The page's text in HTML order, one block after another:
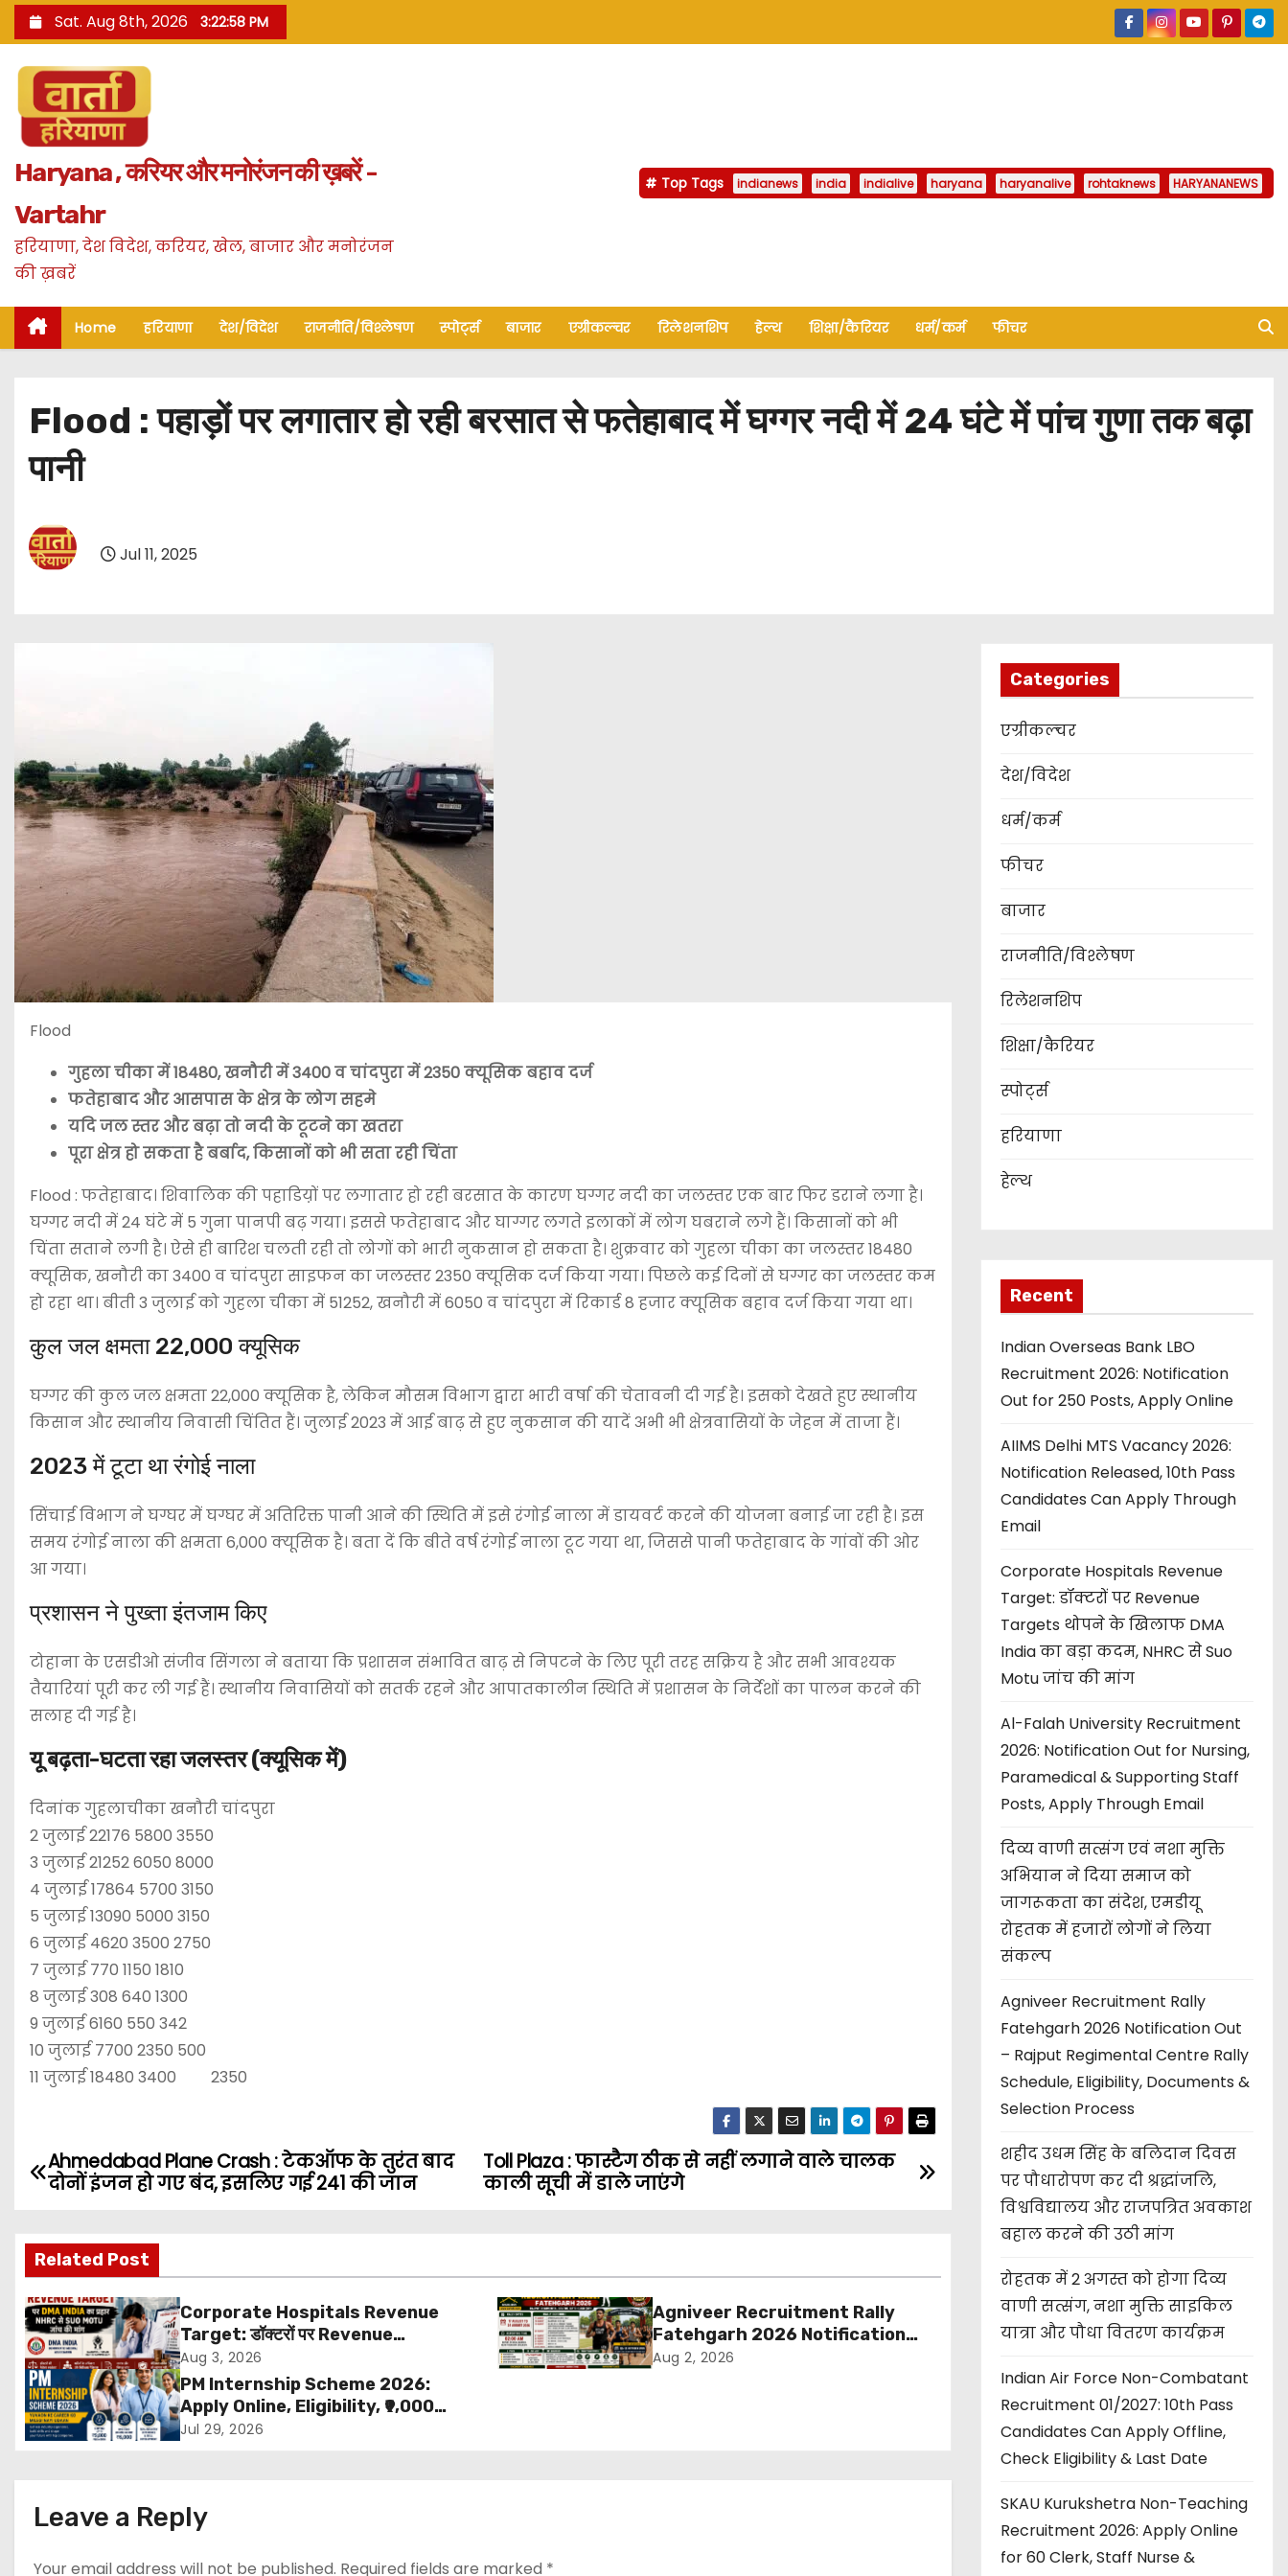
k
n
Sat. Aug 8th, 2026 3:22:59 PM
Haryana , करियर और मनोरंजन की ख़बरें -
Vartahr
हरियाणा, देश विदेश, करियर, खेल, बाजार और मनोरंजन
की ख़बरें
Top Tags indianews india indialive haryana haryanalive rohtaknews HARYANANEWS
Home हरियाणा देश/विदेश राजनीति/विश्लेषण स्पोर्ट्स बाजार एग्रीकल्चर रिलेशनशिप हेल्थ शिक्षा/कैरियर धर्म/कर्म फीचर
Flood : पहाड़ों पर लगातार हो रही बरसात से फतेहाबाद में घग्गर नदी में 24 घंटे में पांच गुणा तक बढ़ा
पानी
Jul 11, 2025
Flood
गुहला चीका में 18480, खनौरी में 3400 व चांदपुरा में 2350 क्यूसिक बहाव दर्ज
फतेहाबाद और आसपास के क्षेत्र के लोग सहमे
यदि जल स्तर और बढ़ा तो नदी के टूटने का खतरा
पूरा क्षेत्र हो सकता है बर्बाद, किसानों को भी सता रही चिंता
Flood : फतेहाबाद। शिवालिक की पहाडिय़ों पर लगातार हो रही बरसात के कारण घग्गर नदी का जलस्तर एक बार फिर डराने लगा है।
घग्गर नदी में 24 घंटे में 5 गुना पानपी बढ़ गया। इससे फतेहाबाद और घाग्गर लगते इलाकों में लोग घबराने लगे हैं। किसानों को भी
चिंता सताने लगी है। ऐसे ही बारिश चलती रही तो लोगों को भारी नुकसान हो सकता है। शुक्रवार को गुहला चीका का जलस्तर 18480
क्यूसिक, खनौरी का 3400 व चांदपुरा साइफन का जलस्तर 2350 क्यूसिक दर्ज किया गया। पिछले कई दिनों से घग्गर का जलस्तर कम
हो रहा था। बीती 3 जुलाई को गुहला चीका में 51252, खनौरी में 6050 व चांदपुरा में रिकार्ड 8 हजार क्यूसिक बहाव दर्ज किया गया था।
कुल जल क्षमता 22,000 क्यूसिक
घग्गर की कुल जल क्षमता 22,000 क्यूसिक है, लेकिन मौसम विभाग द्वारा भारी वर्षा की चेतावनी दी गई है। इसको देखते हुए स्थानीय
किसान और स्थानीय निवासी चिंतित हैं। जुलाई 2023 में आई बाढ़ से हुए नुकसान की यादें अभी भी क्षेत्रवासियों के जेहन में ताजा हैं।
2023 में टूटा था रंगोई नाला
सिंचाई विभाग ने घग्घर में घग्घर में अतिरिक्त पानी आने की स्थिति में इसे रंगोई नाला में डायवर्ट करने की योजना बनाई जा रही है। इस
समय रंगोई नाला की क्षमता 6,000 क्यूसिक है। बता दें कि बीते वर्ष रंगोई नाला टूट गया था, जिससे पानी फतेहाबाद के गांवों की ओर
आ गया।
प्रशासन ने पुख्ता इंतजाम किए
टोहाना के एसडीओ संजीव सिंगला ने बताया कि प्रशासन संभावित बाढ़ से निपटने के लिए पूरी तरह सक्रिय है और सभी आवश्यक
तैयारियां पूरी कर ली गई हैं। स्थानीय निवासियों को सतर्क रहने और आपातकालीन स्थिति में प्रशासन के निर्देशों का पालन करने की
सलाह दी गई है।
यू बढ़ता-घटता रहा जलस्तर (क्यूसिक में)
दिनांक गुहलाचीका खनौरी चांदपुरा
2 जुलाई 22176 5800 3550
3 जुलाई 21252 6050 8000
4 जुलाई 17864 5700 3150
5 जुलाई 13090 5000 3150
6 जुलाई 4620 3500 2750
7 जुलाई 770 1150 1810
8 जुलाई 308 640 1300
9 जुलाई 6160 550 342
10 जुलाई 7700 2350 500
11 जुलाई 18480 3400 2350
P
s
t
n
a
v
i
a
Toll Plaza : फास्टैग ठीक से नहीं लगाने वाले चालक
काली सूची में डाले जाएंगे
Ahmedabad Plane Crash : टेकऑफ के तुरंत बाद
दोनों इंजन हो गए बंद, इसलिए गई 241 की जान
Related Post
Corporate Hospitals Revenue
Target: डॉक्टरों पर Revenue
Targets थोपने के खिलाफ DMA India का
बड़ा कदम, NHRC से Suo Motu जांच की
मांग
Aug 3, 2026
Agniveer Recruitment Rally
Fatehgarh 2026 Notification
Out – Rajput Regimental Centre
Aug 2, 2026
PM Internship Scheme 2026:
Apply Online, Eligibility, ₹9,000
Stipend, Benefits, Selection
Jul 29, 2026
Leave a Reply
Your email address will not be published. Required fields are marked *
Categories
एग्रीकल्चर
देश/विदेश
धर्म/कर्म
फीचर
बाजार
राजनीति/विश्लेषण
रिलेशनशिप
शिक्षा/कैरियर
स्पोर्ट्स
हरियाणा
हेल्थ
Recent
Indian Overseas Bank LBO
Recruitment 2026: Notification
Out for 250 Posts, Apply Online
AIIMS Delhi MTS Vacancy 2026:
Notification Released, 10th Pass
Candidates Can Apply Through
Email
Corporate Hospitals Revenue
Target: डॉक्टरों पर Revenue
Targets थोपने के खिलाफ DMA
India का बड़ा कदम, NHRC से Suo
Motu जांच की मांग
Al-Falah University Recruitment
2026: Notification Out for Nursing,
Paramedical & Supporting Staff
Posts, Apply Through Email
दिव्य वाणी सत्संग एवं नशा मुक्ति
अभियान ने दिया समाज को
जागरूकता का संदेश, एमडीयू
रोहतक में हजारों लोगों ने लिया
संकल्प
Agniveer Recruitment Rally
Fatehgarh 2026 Notification Out
– Rajput Regimental Centre Rally
Schedule, Eligibility, Documents &
Selection Process
शहीद उधम सिंह के बलिदान दिवस
पर पौधारोपण कर दी श्रद्धांजलि,
विश्वविद्यालय और राजपत्रित अवकाश
बहाल करने की उठी मांग
रोहतक में 2 अगस्त को होगा दिव्य
वाणी सत्संग, नशा मुक्ति साइकिल
यात्रा और पौधा वितरण कार्यक्रम
Indian Air Force Non-Combatant
Recruitment 01/2027: 10th Pass
Candidates Can Apply Offline,
Check Eligibility & Last Date
SKAU Kurukshetra Non-Teaching
Recruitment 2026: Apply Online
for 60 Clerk, Staff Nurse &